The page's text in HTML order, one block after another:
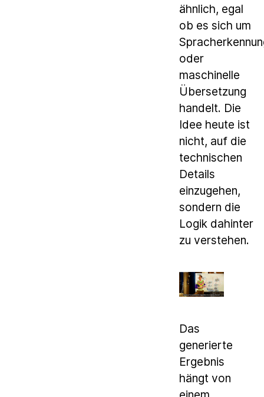
ähnlich, egal
ob es sich um
oder
maschinelle
Übersetzung
handelt. Die
Idee heute ist
nicht, auf die
technischen
Details
einzugehen,
sondern die
Logik dahinter
zu verstehen.
Das
generierte
Ergebnis
hängt von